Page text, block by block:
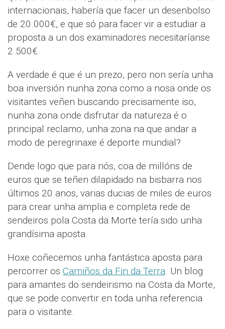
internacionais, habería que facer un desenbolso
de 20.000€, e que só para facer vir a estudiar a
proposta a un dos examinadores necesitaríanse
2.500€.
A verdade é que é un prezo, pero non sería unha
boa inversión nunha zona como a nosa onde os
visitantes veñen buscando precisamente iso,
nunha zona onde disfrutar da natureza é o
principal reclamo, unha zona na que andar a
modo de peregrinaxe é deporte mundial?
Dende logo que para nós, coa de millóns de
euros que se teñen dilapidado na bisbarra nos
últimos 20 anos, varias ducias de miles de euros
para crear unha amplia e completa rede de
sendeiros pola Costa da Morte tería sido unha
grandísima aposta.
Hoxe coñecemos unha fantástica aposta para
percorrer os Camiños da Fin da Terra. Un blog
para amantes do sendeirismo na Costa da Morte,
que se pode convertir en toda unha referencia
para o visitante.